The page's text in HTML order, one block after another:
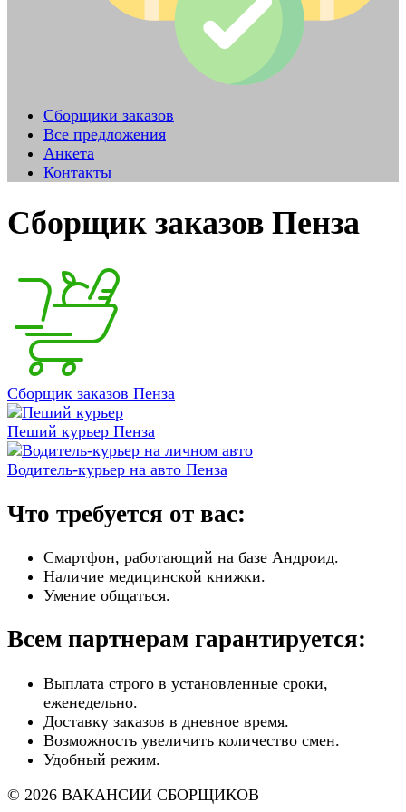
Сборщики заказов
Все предложения
Анкета
Контакты
Сборщик заказов Пенза
Сборщик заказов Пенза
Пеший курьер Пенза
Водитель-курьер на авто Пенза
Что требуется от вас:
Смартфон, работающий на базе Андроид.
Наличие медицинской книжки.
Умение общаться.
Всем партнерам гарантируется:
Выплата строго в установленные сроки,
еженедельно.
Доставку заказов в дневное время.
Возможность увеличить количество смен.
Удобный режим.
© 2026 ВАКАНСИИ СБОРЩИКОВ